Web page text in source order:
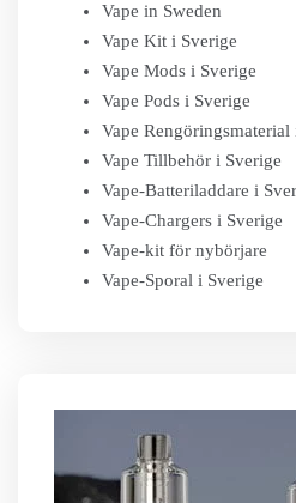
Vape in Sweden
Vape Kit i Sverige
Vape Mods i Sverige
Vape Pods i Sverige
Vape Rengöringsmaterial
Vape Tillbehör i Sverige
Vape-Batteriladdare i
Vape-Chargers i Sverige
Vape-kit för nybörjare
Vape-Sporal i Sverige